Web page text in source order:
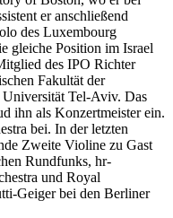
er anschließend
des Luxembourg
gleiche Position im Israel
des IPO Richter
Fakultät der
Tel-Aviv. Das
ihn als Konzertmeister ein.
bei. In der letzten
Zweite Violine zu Gast
Rundfunks, hr-
und Royal
Geiger bei den Berliner